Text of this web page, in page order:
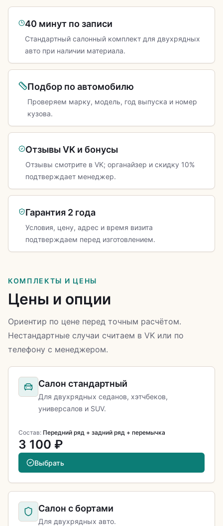
40 минут по записи
Стандартный салонный комплект для двухрядных
авто при наличии материала.
Подбор по автомобилю
Проверяем марку, модель, год выпуска и номер
кузова.
Отзывы VK и бонусы
Отзывы смотрите в VK; органайзер и скидку 10%
подтверждает менеджер.
Гарантия 2 года
Условия, цену, адрес и время визита
подтверждаем перед изготовлением.
КОМПЛЕКТЫ И ЦЕНЫ
Цены и опции
Ориентир по цене перед точным расчётом.
Нестандартные случаи считаем в VK или по
телефону с менеджером.
Салон стандартный
Для двухрядных седанов, хэтчбеков,
универсалов и SUV.
Состав: Передний ряд + задний ряд + перемычка
3 100 ₽
Выбрать
Салон с бортами
Для двухрядных авто.